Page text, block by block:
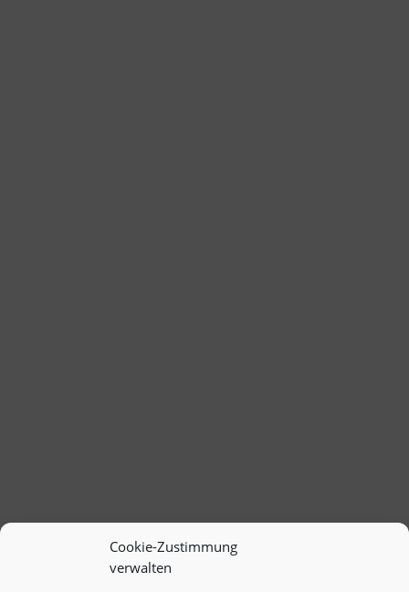
Cookie-Zustimmung
verwalten